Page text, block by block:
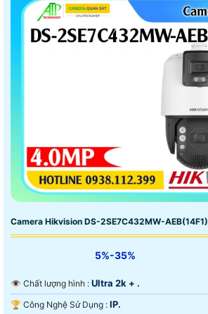
Camera Hikvision DS-2SE7C432MW-AEB(14F1)
5%-35%
👁 Chất lượng hình : Ultra 2k + .
🏆 Công Nghệ Sử Dụng : IP.